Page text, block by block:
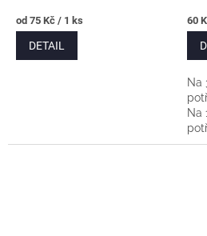
Měrná
cena:
od 75 Kč / 1 ks
DETAIL
60
Na
Na